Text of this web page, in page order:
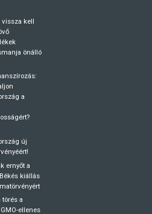
vissza kell
önálló
a
új
ernyőt a
kiállás
törés a
ellenes